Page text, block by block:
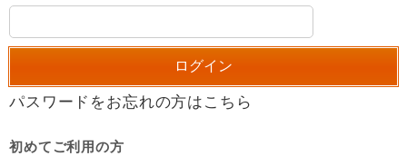
パスワードをお忘れの方はこちら
初めてご利用の方